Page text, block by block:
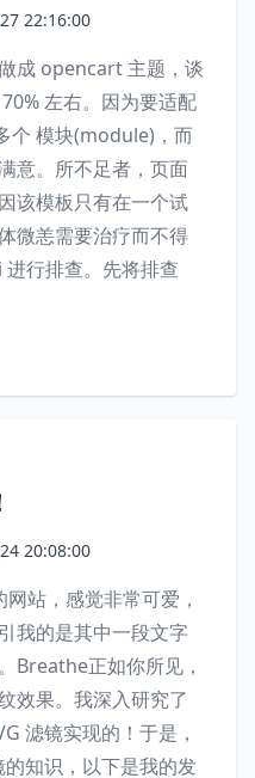
22:16:00
成 opencart 主题，谈
左右。因为要适配
个 模块(module)，而
意。所不足者，页面
该模板只有在一个试
微恙需要治疗而不得
行排查。先将排查
20:08:00
站，感觉非常可爱，
我的是其中一段文字
Breathe正如你所见，
效果。我深入研究了
滤镜实现的！于是，
知识，以下是我的发